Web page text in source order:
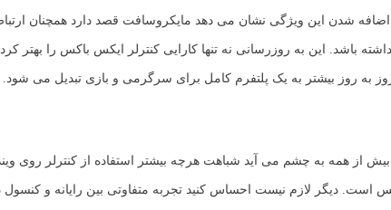
اضافه شدن این ویژگی نشان می دهد مایکروسافت قصد دارد همچنان
باشد. این به روزرسانی نه تنها کارایی کنترلر ایکس باکس را بهتر
به روز بیشتر به یک پلتفرم کامل برای سرگرمی و بازی تبدیل می شود.
بیش از همه به چشم می آید شباهت هرچه بیشتر استفاده از کنترلر روی
است. دیگر لازم نیست احساس کنید تجربه متفاوتی بین رایانه و کنسول